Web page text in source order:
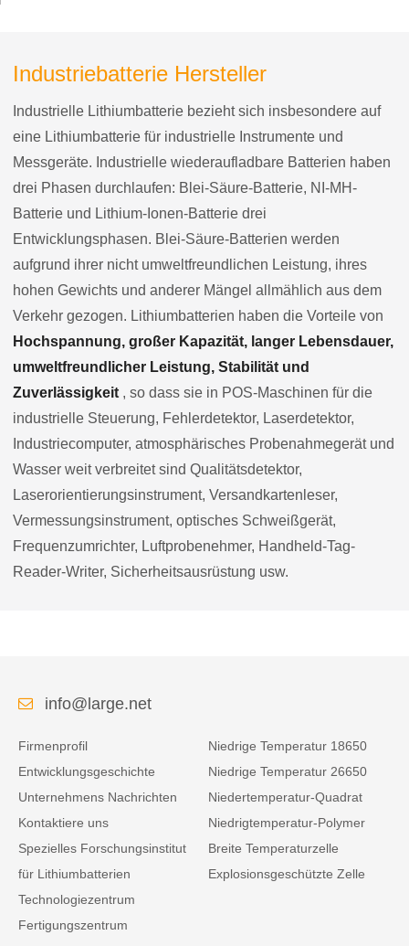
Industriebatterie Hersteller
Industrielle Lithiumbatterie bezieht sich insbesondere auf
eine Lithiumbatterie für industrielle Instrumente und
Messgeräte. Industrielle wiederaufladbare Batterien haben
drei Phasen durchlaufen: Blei-Säure-Batterie, NI-MH-
Batterie und Lithium-Ionen-Batterie drei
Entwicklungsphasen. Blei-Säure-Batterien werden
aufgrund ihrer nicht umweltfreundlichen Leistung, ihres
hohen Gewichts und anderer Mängel allmählich aus dem
Verkehr gezogen. Lithiumbatterien haben die Vorteile von
Hochspannung, großer Kapazität, langer Lebensdauer,
umweltfreundlicher Leistung, Stabilität und
Zuverlässigkeit , so dass sie in POS-Maschinen für die
industrielle Steuerung, Fehlerdetektor, Laserdetektor,
Industriecomputer, atmosphärisches Probenahmegerät und
Wasser weit verbreitet sind Qualitätsdetektor,
Laserorientierungsinstrument, Versandkartenleser,
Vermessungsinstrument, optisches Schweißgerät,
Frequenzumrichter, Luftprobenehmer, Handheld-Tag-
Reader-Writer, Sicherheitsausrüstung usw.
info@large.net
Firmenprofil
Entwicklungsgeschichte
Unternehmens Nachrichten
Kontaktiere uns
Spezielles Forschungsinstitut
für Lithiumbatterien
Technologiezentrum
Fertigungszentrum
Niedrige Temperatur 18650
Niedrige Temperatur 26650
Niedertemperatur-Quadrat
Niedrigtemperatur-Polymer
Breite Temperaturzelle
Explosionsgeschützte Zelle